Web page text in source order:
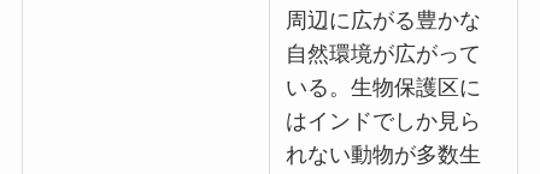
周辺に広がる豊かな
自然環境が広がって
いる。生物保護区に
はインドでしか見ら
れない動物が多数生